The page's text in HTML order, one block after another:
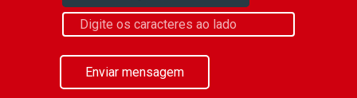
Enviar mensagem